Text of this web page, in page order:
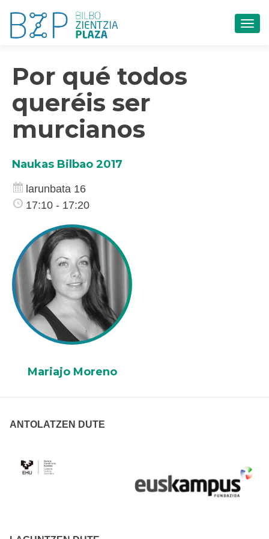
Por qué todos
queréis ser
murcianos
Naukas Bilbao 2017
larunbata 16
17:10 - 17:20
Mariajo Moreno
ANTOLATZEN DUTE